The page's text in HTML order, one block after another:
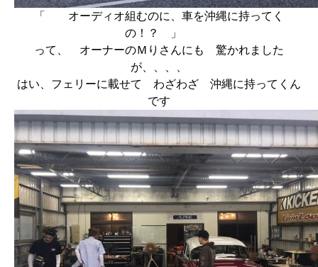
「 オーディオ組むのに、車を沖縄に持ってく
の！？ 」
って、 オーナーのＭりさんにも 驚かれました
が、、、、
はい、フェリーに載せて わざわざ 沖縄に持ってくん
です